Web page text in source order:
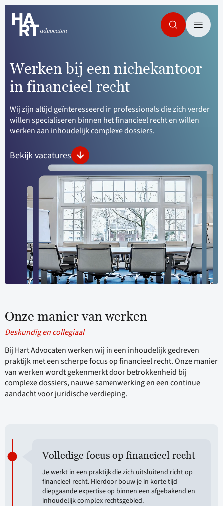
Werken bij een nichekantoor
in financieel recht
Wij zijn altijd geïnteresseerd in professionals die zich verder
willen specialiseren binnen het financieel recht en willen
werken aan inhoudelijk complexe dossiers.
Bekijk vacatures
Onze manier van werken
Deskundig en collegiaal
Bij Hart Advocaten werken wij in een inhoudelijk gedreven
praktijk met een scherpe focus op financieel recht. Onze manier
van werken wordt gekenmerkt door betrokkenheid bij
complexe dossiers, nauwe samenwerking en een continue
aandacht voor juridische verdieping.
Volledige focus op financieel recht
Je werkt in een praktijk die zich uitsluitend richt op
financieel recht. Hierdoor bouw je in korte tijd
diepgaande expertise op binnen een afgebakend en
inhoudelijk complex rechtsgebied.